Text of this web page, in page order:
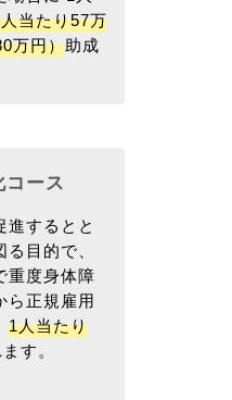
当たり57万
万円）助成
コース
進するとと
目的で、
重度身体障
ら正規雇用
1人当たり
す。